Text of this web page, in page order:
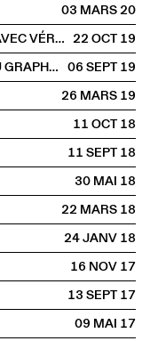
03 MARS2020
ROSMARIE TISSI EN CONVERSATION AVEC VÉRONIQUE MARRIER 22 OCT2019
« LES SUISSES DE PARIS ». HISTOIRE DU GRAPHISME SUISSE À PARIS 06 SEPT2019
26 MARS2019
11 OCT2018
11 SEPT2018
30 MAI2018
22 MARS2018
24 JANV2018
16 NOV2017
13 SEPT2017
09 MAI2017